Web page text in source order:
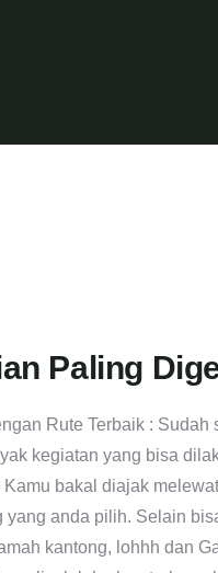
Paling
Rute Terbaik :
kegiatan yang bisa
bakal diajak
anda pilih. Selain
kantong, lohhh dan